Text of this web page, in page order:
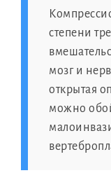
степени
мозг и
открытая
можно